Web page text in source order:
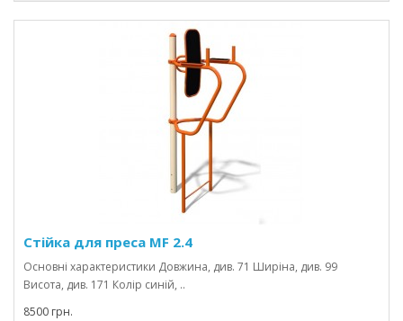
Стійка для преса MF 2.4
Основні характеристики Довжина, див. 71 Ширіна, див. 99
Висота, див. 171 Колір синій, ..
8500 грн.